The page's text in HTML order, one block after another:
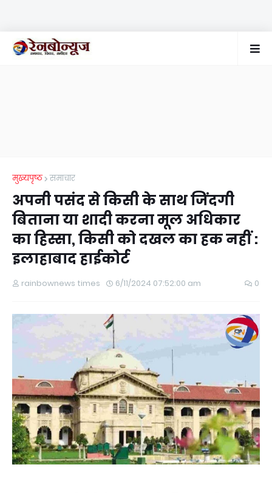
मुख्यपृष्ठ समाचार
अपनी पसंद से किसी के साथ जिंदगी
बिताना या शादी करना मूल अधिकार
का हिस्सा, किसी को दखल का हक नहीं :
इलाहाबाद हाईकोर्ट
rainbownews times 6/11/2024 07:52:00 am 0